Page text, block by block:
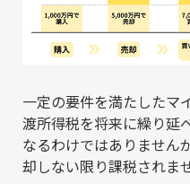
一定の要件を満たしたマ
渡所得税を将来に繰り延
なるわけではありません
却しない限り課税されま